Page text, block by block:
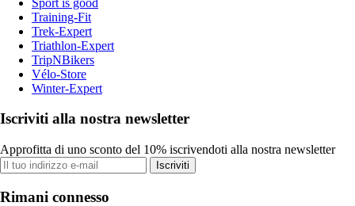
Training-Fit
Trek-Expert
Triathlon-Expert
TripNBikers
Vélo-Store
Winter-Expert
Iscriviti alla nostra newsletter
Approfitta di uno sconto del 10% iscrivendoti alla nostra newsletter
Iscriviti
Rimani connesso